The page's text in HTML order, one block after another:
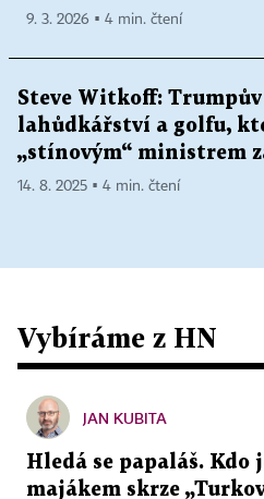
9. 3. 2026 ▪ 4 min. čtení
Steve Witkoff:
lahůdkářství a golfu,
„stínovým“ ministrem
14. 8. 2025 ▪ 4 min. čtení
Vybíráme z HN
JAN KUBITA
Hledá se papaláš. Kdo
majákem skrze